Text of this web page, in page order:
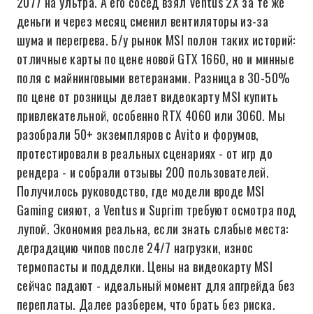
деньги и через месяц сменил вентиляторы из-за
шума и перегрева. Б/у рынок MSI полон таких историй:
отличные карты по цене новой GTX 1660, но и минные
поля с майнинговыми ветеранами. Разница в 30-50%
по цене от розницы делает видеокарту MSI купить
привлекательной, особенно RTX 4060 или 3060. Мы
разобрали 50+ экземпляров с Avito и форумов,
протестировали в реальных сценариях - от игр до
рендера - и собрали отзывы 200 пользователей.
Получилось руководство, где модели вроде MSI
Gaming сияют, а Ventus и Suprim требуют осмотра под
лупой. Экономия реальна, если знать слабые места:
деградацию чипов после 24/7 нагрузки, износ
термопасты и подделки. Цены на видеокарту MSI
сейчас падают - идеальный момент для апгрейда без
переплаты. Далее разберем, что брать без риска.